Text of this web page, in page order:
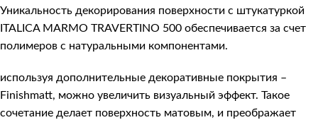
Уникальность декорирования поверхности с штукатуркой
ITALICA MARMO TRAVERTINO 500 обеспечивается за счет
полимеров с натуральными компонентами.
используя дополнительные декоративные покрытия –
Finishmatt, можно увеличить визуальный эффект. Такое
сочетание делает поверхность матовым, и преображает